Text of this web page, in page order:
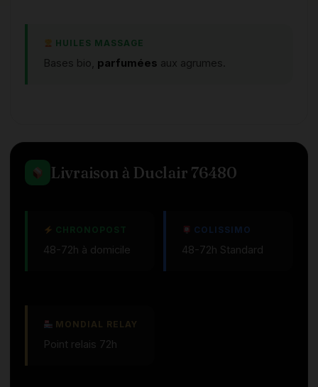
HUILES MASSAGE
Bases bio, parfumées aux agrumes.
Livraison à Duclair 76480
CHRONOPOST
48-72h à domicile
COLISSIMO
48-72h Standard
MONDIAL RELAY
Point relais 72h